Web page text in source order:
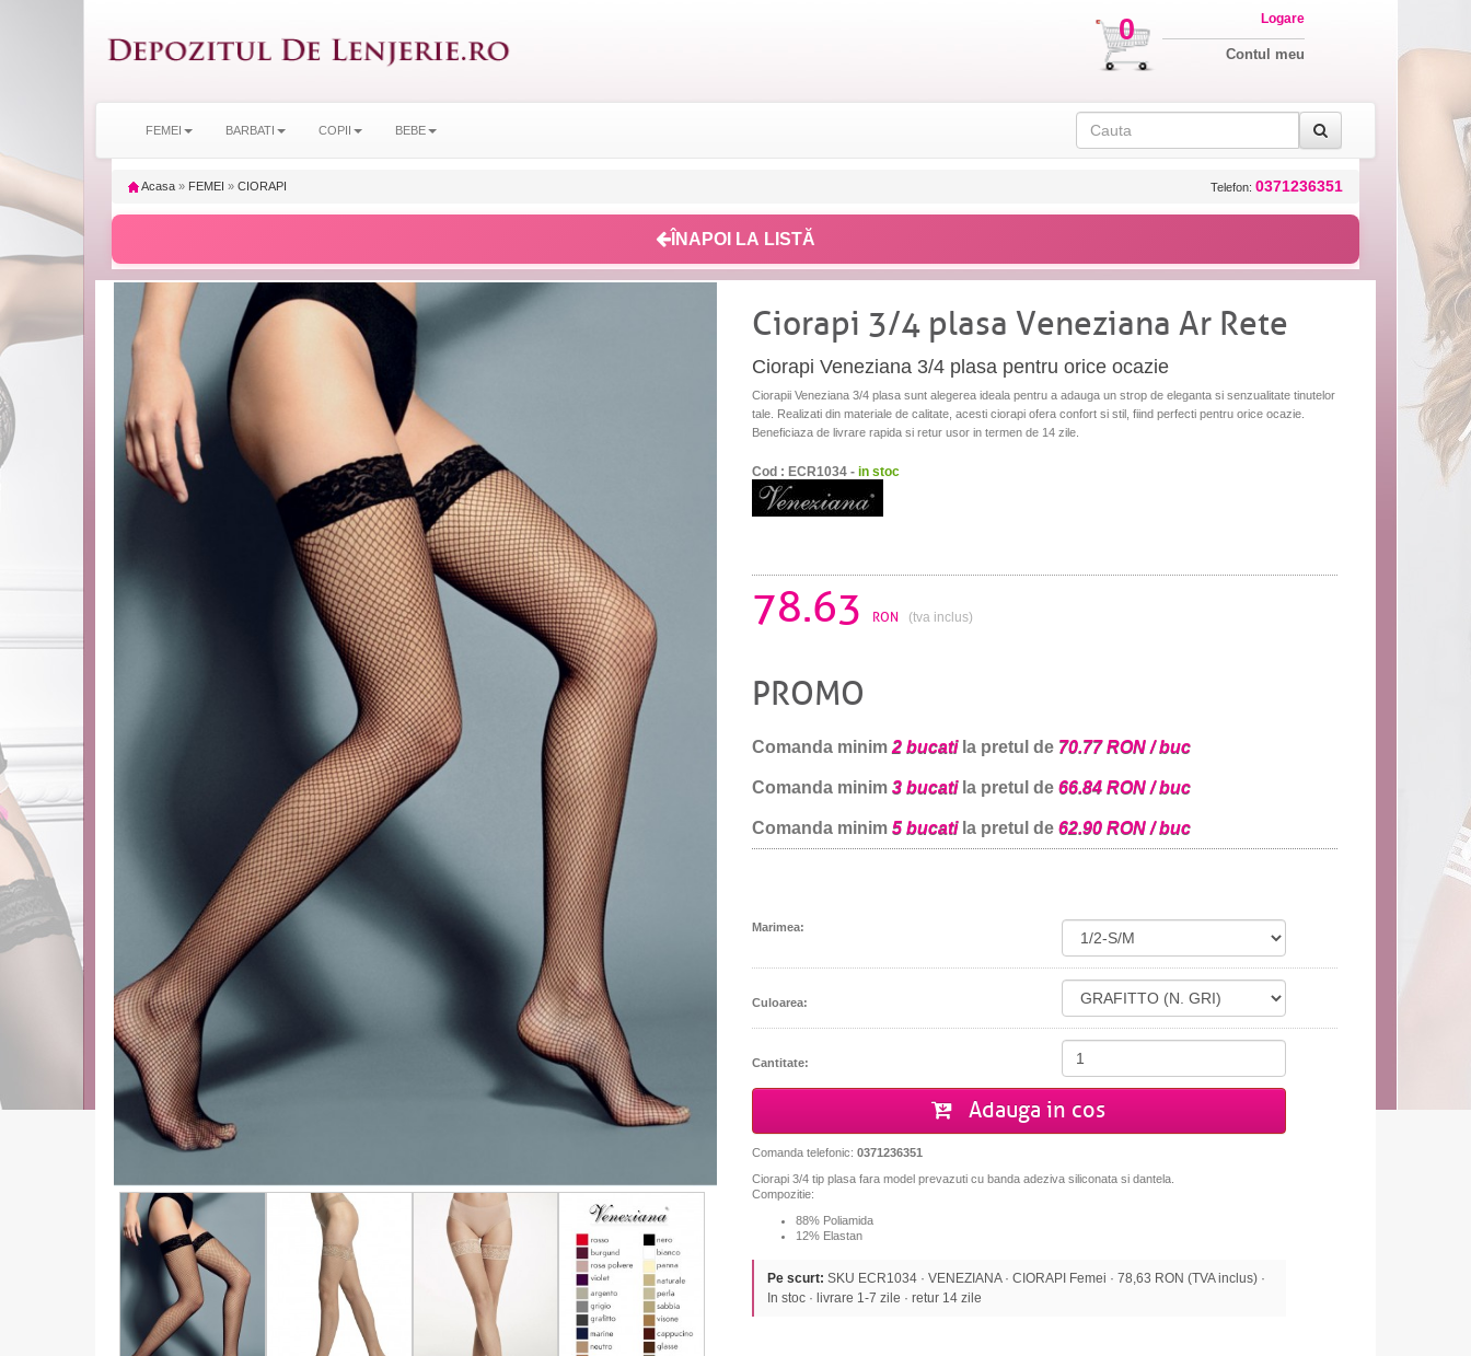
0 Logare
Contul meu
FEMEI BARBATI COPII BEBE
Acasa » FEMEI » CIORAPI Telefon: 0371236351
ÎNAPOI LA LISTĂ
Ciorapi 3/4 plasa Veneziana Ar Rete
Ciorapi Veneziana 3/4 plasa pentru orice ocazie
Ciorapii Veneziana 3/4 plasa sunt alegerea ideala pentru a adauga un strop de eleganta si senzualitate tinutelor
tale. Realizati din materiale de calitate, acesti ciorapi ofera confort si stil, fiind perfecti pentru orice ocazie.
Beneficiaza de livrare rapida si retur usor in termen de 14 zile.
Cod : ECR1034 - in stoc
78.63 RON (tva inclus)
PROMO
Comanda minim 2 bucatila pretul de 70.77 RON / buc
Comanda minim 3 bucatila pretul de 66.84 RON / buc
Comanda minim 5 bucatila pretul de 62.90 RON / buc
Marimea:
Culoarea:
Cantitate:
Adauga in cos
Comanda telefonic: 0371236351
Ciorapi 3/4 tip plasa fara model prevazuti cu banda adeziva siliconata si dantela.
Compozitie:
88% Poliamida
12% Elastan
Pe scurt: SKU ECR1034 · VENEZIANA · CIORAPI Femei · 78,63 RON (TVA inclus) ·
In stoc · livrare 1-7 zile · retur 14 zile